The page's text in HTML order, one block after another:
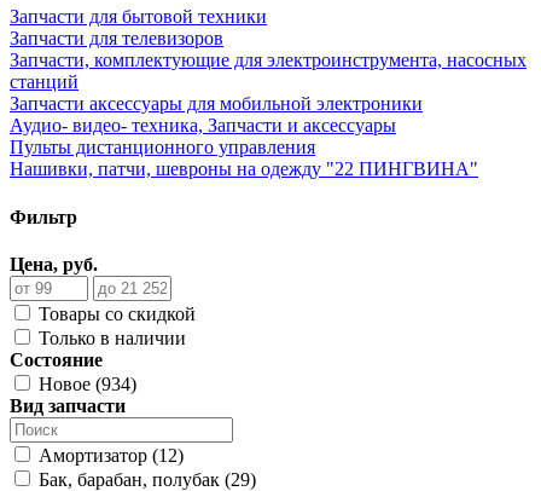
Запчасти для бытовой техники
Запчасти для телевизоров
Запчасти, комплектующие для электроинструмента, насосных
станций
Запчасти аксессуары для мобильной электроники
Аудио- видео- техника, Запчасти и аксессуары
Пульты дистанционного управления
Нашивки, патчи, шевроны на одежду "22 ПИНГВИНА"
Фильтр
Цена, руб.
Товары со скидкой
Только в наличии
Состояние
Новое (934)
Вид запчасти
Амортизатор (12)
Бак, барабан, полубак (29)